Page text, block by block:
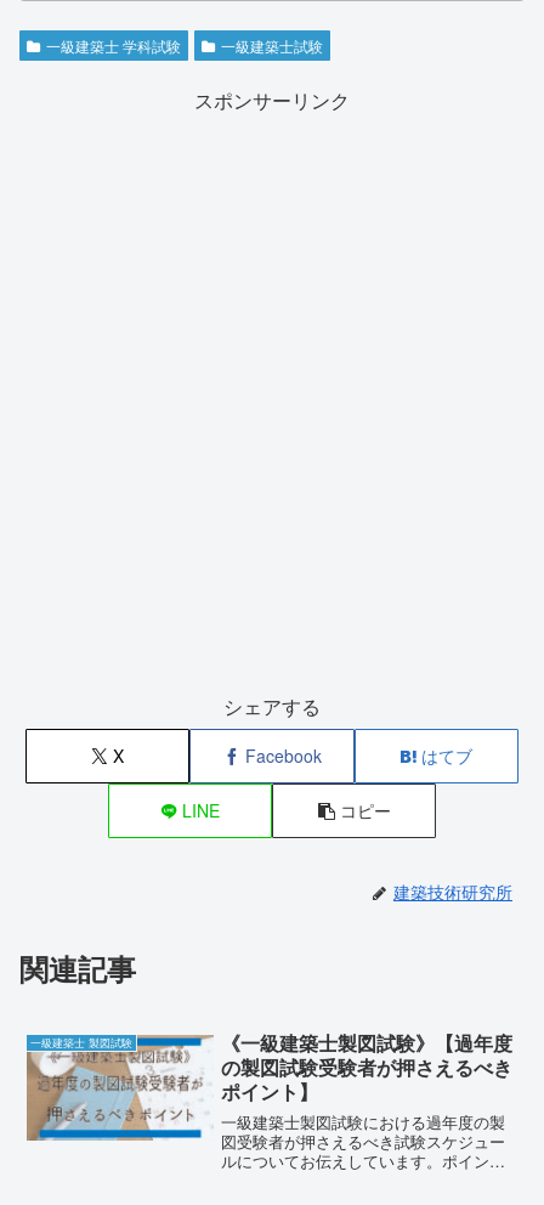
一級建築士 学科試験 一級建築士試験
スポンサーリンク
シェアする
X Facebook はてブ
LINE コピー
建築技術研究所
関連記事
一級建築士 製図試験
《一級建築士製図試験》【過年度
の製図試験受験者が押さえるべき
ポイント】
一級建築士製図試験における過年度の製
図受験者が押さえるべき試験スケジュー
ルについてお伝えしています。ポイント